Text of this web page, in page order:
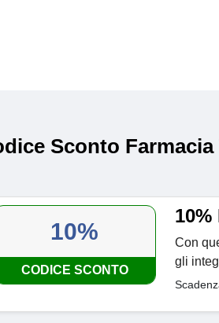
Sconto
10%
CODICE SCONTO
Con
gli